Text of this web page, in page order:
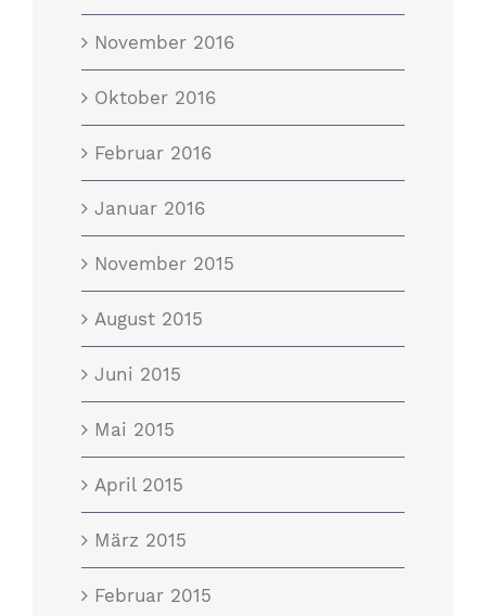
November 2016
Oktober 2016
Februar 2016
Januar 2016
November 2015
August 2015
Juni 2015
Mai 2015
April 2015
März 2015
Februar 2015